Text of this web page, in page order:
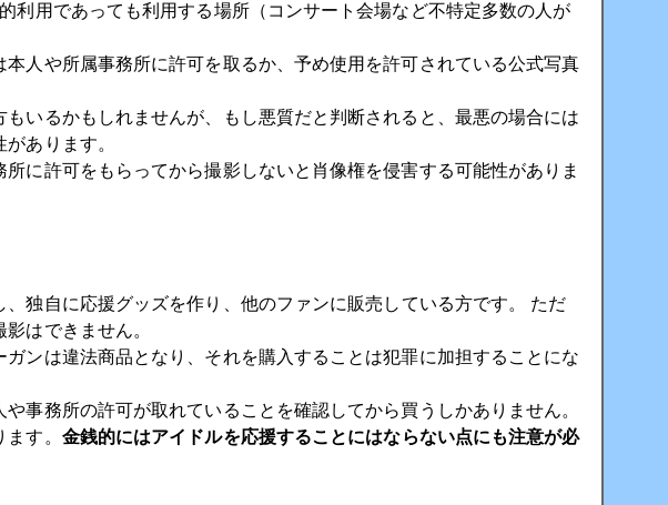
利用であっても利用する場所（コンサート会場など不特定多数の人が
人や所属事務所に許可を取るか、予め使用を許可されている公式写真
いるかもしれませんが、もし悪質だと判断されると、最悪の場合には
あります。
に許可をもらってから撮影しないと肖像権を侵害する可能性がありま
、独自に応援グッズを作り、他のファンに販売している方です。 ただ
はできません。
ンは違法商品となり、それを購入することは犯罪に加担することにな
事務所の許可が取れていることを確認してから買うしかありません。
す。 金銭的にはアイドルを応援することにはならない点にも注意が必